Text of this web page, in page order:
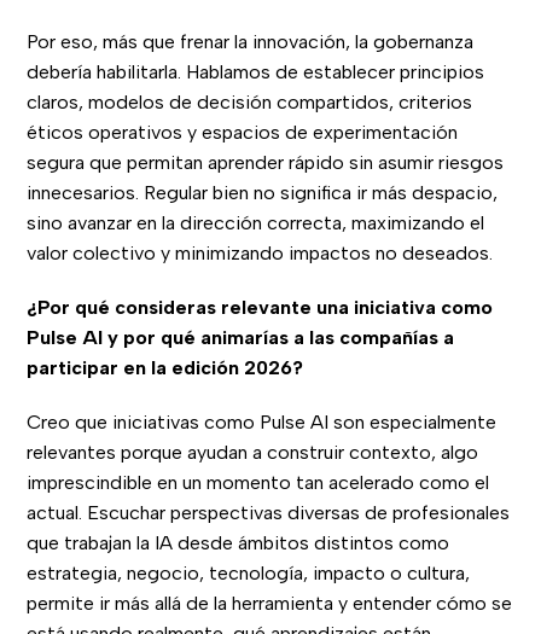
Por eso, más que frenar la innovación, la gobernanza
debería habilitarla. Hablamos de establecer principios
claros, modelos de decisión compartidos, criterios
éticos operativos y espacios de experimentación
segura que permitan aprender rápido sin asumir riesgos
innecesarios. Regular bien no significa ir más despacio,
sino avanzar en la dirección correcta, maximizando el
valor colectivo y minimizando impactos no deseados.
¿Por qué consideras relevante una iniciativa como
Pulse AI y por qué animarías a las compañías a
participar en la edición 2026?
Creo que iniciativas como Pulse AI son especialmente
relevantes porque ayudan a construir contexto, algo
imprescindible en un momento tan acelerado como el
actual. Escuchar perspectivas diversas de profesionales
que trabajan la IA desde ámbitos distintos como
estrategia, negocio, tecnología, impacto o cultura,
permite ir más allá de la herramienta y entender cómo se